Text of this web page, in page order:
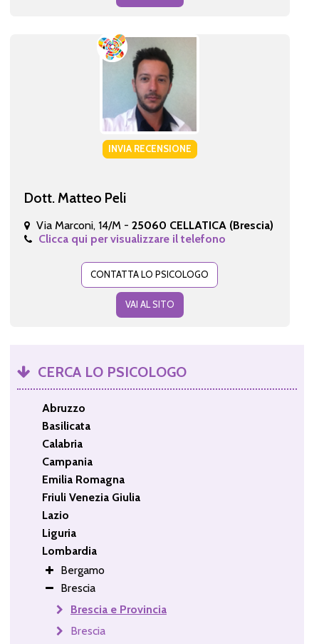
INVIA RECENSIONE
Dott. Matteo Peli
Via Marconi, 14/M - 25060 CELLATICA (Brescia)
Clicca qui per visualizzare il telefono
CONTATTA LO PSICOLOGO
VAI AL SITO
CERCA LO PSICOLOGO
Abruzzo
Basilicata
Calabria
Campania
Emilia Romagna
Friuli Venezia Giulia
Lazio
Liguria
Lombardia
Bergamo
Brescia
Brescia e Provincia
Brescia